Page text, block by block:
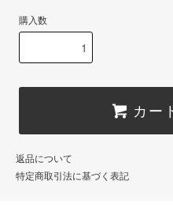
購入数
カー
返品について
特定商取引法に基づく表記